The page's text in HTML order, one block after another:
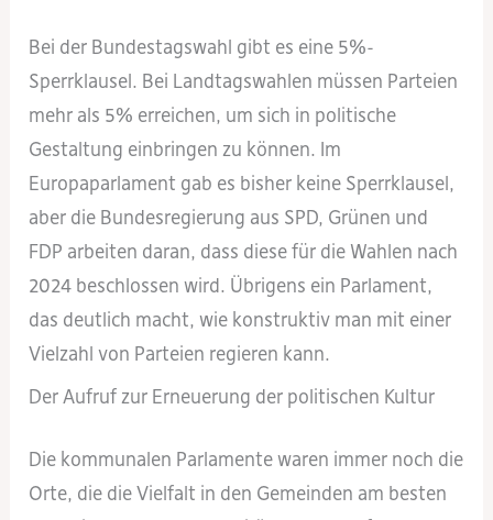
Bei der Bundestagswahl gibt es eine 5%-
Sperrklausel. Bei Landtagswahlen müssen Parteien
mehr als 5% erreichen, um sich in politische
Gestaltung einbringen zu können. Im
Europaparlament gab es bisher keine Sperrklausel,
aber die Bundesregierung aus SPD, Grünen und
FDP arbeiten daran, dass diese für die Wahlen nach
2024 beschlossen wird. Übrigens ein Parlament,
das deutlich macht, wie konstruktiv man mit einer
Vielzahl von Parteien regieren kann.
Der Aufruf zur Erneuerung der politischen Kultur
Die kommunalen Parlamente waren immer noch die
Orte, die die Vielfalt in den Gemeinden am besten